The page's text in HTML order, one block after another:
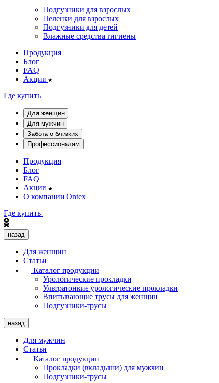
Подгузники для взрослых
Пеленки для взрослых
Подгузники для детей
Влажные средства гигиены
Продукция
Блог
FAQ
Акции
Где купить
Для женщин
Для мужчин
Забота о близких
Профессионалам
Продукция
Блог
FAQ
Акции
О компании Ontex
Где купить
назад
Для женщин
Статьи
Каталог продукции
Урологические прокладки
Ультратонкие урологические прокладки
Впитывающие трусы для женщин
Подгузники-трусы
назад
Для мужчин
Статьи
Каталог продукции
Прокладки (вкладыши) для мужчин
Подгузники-трусы